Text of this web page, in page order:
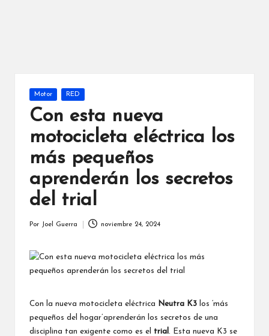
Publicada
Motor RED
Con esta nueva
motocicleta eléctrica los
más pequeños
aprenderán los secretos
del trial
Por Joel Guerra noviembre 24, 2024
Con la nueva motocicleta eléctrica Neutra K3 los ‘más
pequeños del hogar’aprenderán los secretos de una
disciplina tan exigente como es el trial
. Esta nueva K3 se